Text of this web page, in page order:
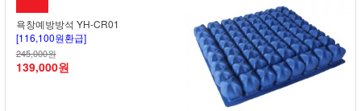
욕창예방방석 YH-CR01
[116,100원환급]
245,000원
139,000원